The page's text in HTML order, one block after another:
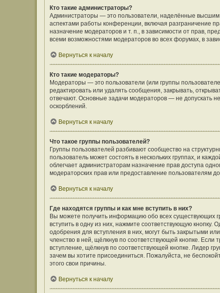
Кто такие администраторы?
Администраторы — это пользователи, наделённые
аспектами работы конференции, включая разграничение
назначение модераторов и т. п., в зависимости от прав,
всеми возможностями модераторов во всех форумах, в
Вернуться к началу
Кто такие модераторы?
Модераторы — это пользователи (или группы
редактировать или удалять сообщения, закрывать,
отвечают. Основные задачи модераторов — не допускать
оскорблений.
Вернуться к началу
Что такое группы пользователей?
Группы пользователей разбивают сообщество на
пользователь может состоять в нескольких группах, и
облегчает администраторам назначение прав доступа
модераторских прав или предоставление пользователям
Вернуться к началу
Где находятся группы и как мне вступить в них?
Вы можете получить информацию обо всех существующих
вступить в одну из них, нажмите соответствующую
одобрения для вступления в них, могут быть закрытыми
членство в ней, щёлкнув по соответствующей кнопке. Если
вступление, щёлкнув по соответствующей кнопке. Лидер
зачем вы хотите присоединиться. Пожалуйста, не
этого свои причины.
Вернуться к началу